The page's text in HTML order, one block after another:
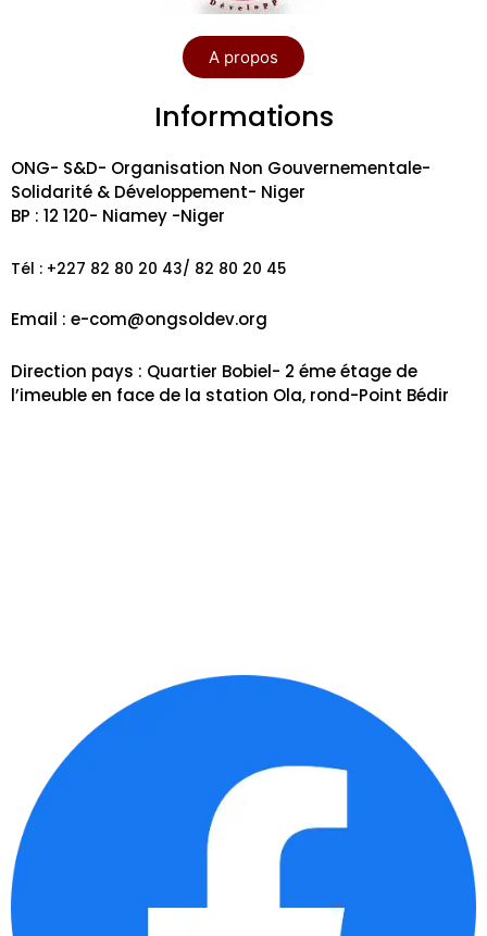
A propos
Informations
ONG- S&D- Organisation Non Gouvernementale-
Solidarité & Développement- Niger
BP : 12 120- Niamey -Niger
Tél : +227 82 80 20 43/ 82 80 20 45
Email : e-com@ongsoldev.org
Direction pays : Quartier Bobiel- 2 éme étage de
l’imeuble en face de la station Ola, rond-Point Bédir